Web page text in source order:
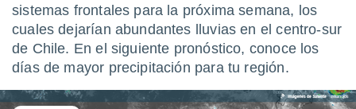
y
forma
digital
sistemas frontales para la próxima semana, los
cuales dejarían abundantes lluvias en el centro-sur
de Chile. En el siguiente pronóstico, conoce los
días de mayor precipitación para tu región.